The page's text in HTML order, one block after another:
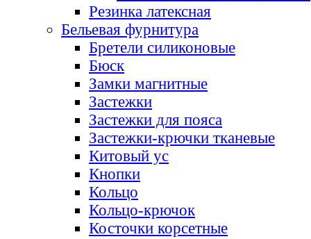
Резинка латексная
Бельевая фурнитура
Бретели силиконовые
Бюск
Замки магнитные
Застежки
Застежки для пояса
Застежки-крючки тканевые
Китовый ус
Кнопки
Кольцо
Кольцо-крючок
Косточки корсетные